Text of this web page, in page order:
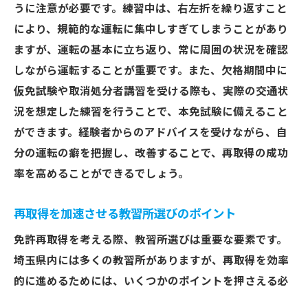
うに注意が必要です。練習中は、右左折を繰り返すこと
により、規範的な運転に集中しすぎてしまうことがあり
ますが、運転の基本に立ち返り、常に周囲の状況を確認
しながら運転することが重要です。また、欠格期間中に
仮免試験や取消処分者講習を受ける際も、実際の交通状
況を想定した練習を行うことで、本免試験に備えること
ができます。経験者からのアドバイスを受けながら、自
分の運転の癖を把握し、改善することで、再取得の成功
率を高めることができるでしょう。
再取得を加速させる教習所選びのポイント
免許再取得を考える際、教習所選びは重要な要素です。
埼玉県内には多くの教習所がありますが、再取得を効率
的に進めるためには、いくつかのポイントを押さえる必